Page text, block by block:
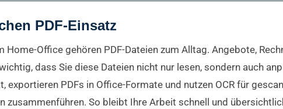
PDF-Einsatz
Home-Office gehören PDF-Dateien zum Alltag. Angebote,
dass Sie diese Dateien nicht nur lesen, sondern auch
exportieren PDFs in Office-Formate und nutzen OCR für
zusammenführen. So bleibt Ihre Arbeit schnell und